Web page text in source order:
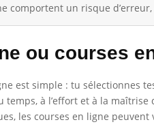
comportent un risque
ou courses
est simple : tu sélectionnes
à l’effort et à la
les courses en ligne